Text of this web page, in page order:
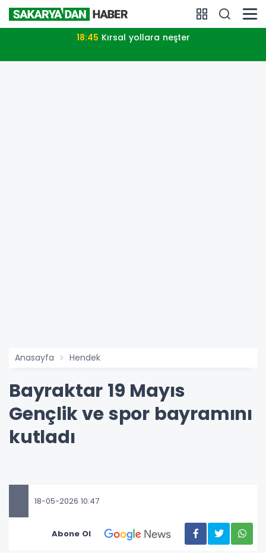
18:45 Kırsal yollara neşter
Anasayfa Hendek
Bayraktar 19 Mayıs
Gençlik ve spor bayramını
kutladı
18-05-2026 10:47
Abone Ol